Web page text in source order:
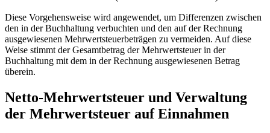
Diese Vorgehensweise wird angewendet, um Differenzen zwischen
den in der Buchhaltung verbuchten und den auf der Rechnung
ausgewiesenen Mehrwertsteuerbeträgen zu vermeiden. Auf diese
Weise stimmt der Gesamtbetrag der Mehrwertsteuer in der
Buchhaltung mit dem in der Rechnung ausgewiesenen Betrag
überein.
Netto-Mehrwertsteuer und Verwaltung
der Mehrwertsteuer auf Einnahmen